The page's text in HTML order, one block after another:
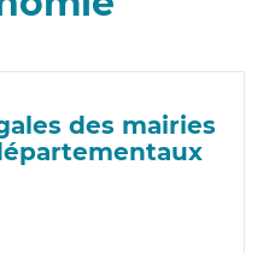
des mairies